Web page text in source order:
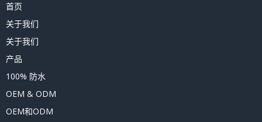
首页
关于我们
关于我们
产品
100% 防水
OEM & ODM
OEM和ODM